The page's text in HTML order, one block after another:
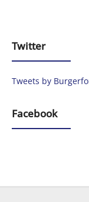
Twitter
Tweets by
Facebook